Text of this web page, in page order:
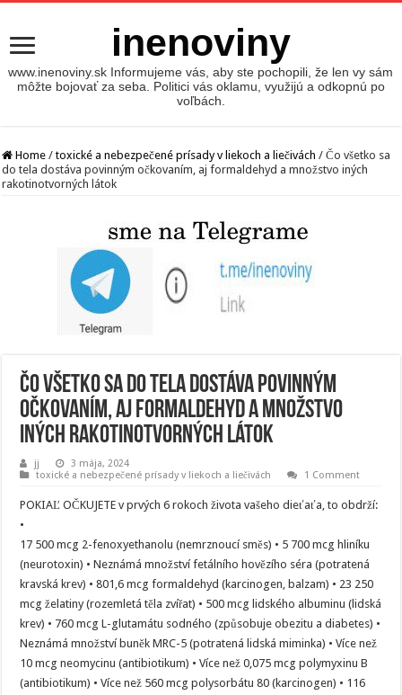
inenoviny
www.inenoviny.sk Informujeme vás, aby ste pochopili, že len vy sám
môžte bojovať za seba. Politici vás oklamu, využijú a odkopnú po
voľbách.
Home / toxické a nebezpečené prísady v liekoch a liečivách / Čo všetko sa
do tela dostáva povinným očkovaním, aj formaldehyd a množstvo iných
rakotinotvorných látok
Čo všetko sa do tela dostáva povinným
očkovaním, aj formaldehyd a množstvo
iných rakotinotvorných látok
jj
3 mája, 2024
toxické a nebezpečené prísady v liekoch a liečivách
1 Comment
POKIAĽ OČKUJETE v prvých 6 rokoch života vašeho dieťaťa, to obdrží:
•
17 500 mcg 2-fenoxyethanolu (nemrznoucí směs) • 5 700 mcg hliníku
(neurotoxin) • Neznámá množství fetálního hovězího séra (potratená
kravská krev) • 801,6 mcg formaldehyd (karcinogen, balzam) • 23 250
mcg želatiny (rozemletá těla zvířat) • 500 mcg lidského albuminu (lidská
krev) • 760 mcg L-glutamátu sodného (způsobuje obezitu a diabetes) •
Neznámá množství buněk MRC-5 (potratená lidská miminka) • Více než
10 mcg neomycinu (antibiotikum) • Více než 0,075 mcg polymyxinu B
(antibiotikum) • Více než 560 mcg polysorbátu 80 (karcinogen) • 116